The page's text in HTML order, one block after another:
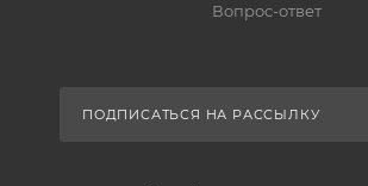
Вопрос-ответ
ПОДПИСАТЬСЯ НА РАССЫЛКУ